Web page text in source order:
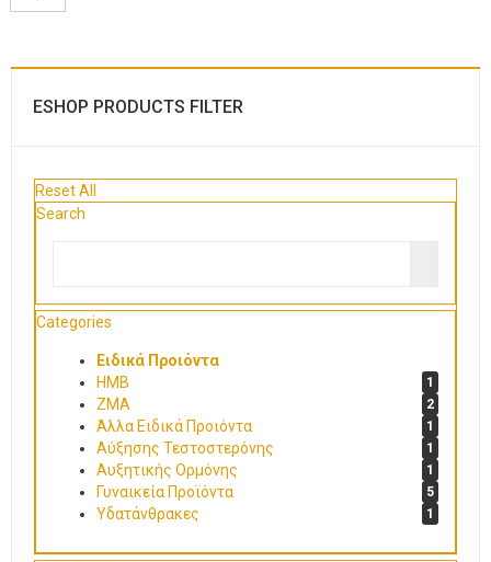
ESHOP PRODUCTS FILTER
Reset All
Search
Categories
Ειδικά Προιόντα
HMB
1
ZMA 2
Άλλα Ειδικά Προιόντα 1
Αύξησης Τεστοστερόνης 1
Αυξητικής Ορμόνης 1
Γυναικεία Προϊόντα 5
Υδατάνθρακες 1